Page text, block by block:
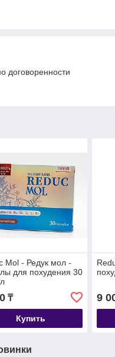
договоренности
Mol - Редук мол -
для похудения 30
₸
Купить
9